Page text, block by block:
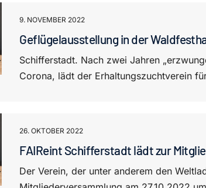
9. NOVEMBER 2022
Geflügelausstellung in der
Schifferstadt. Nach zwei Jahren
Corona, lädt der Erhaltungszuchtverein
26. OKTOBER 2022
FAIReint Schifferstadt lädt zur
Der Verein, der unter anderem den